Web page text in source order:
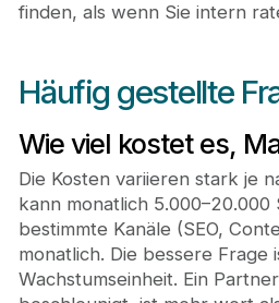
finden, als wenn Sie intern
Häufig gestellte
Wie viel kostet es,
Die Kosten variieren stark je
kann monatlich
bestimmte Kanäle (SEO,
monatlich. Die bessere
Wachstumseinheit. Ein